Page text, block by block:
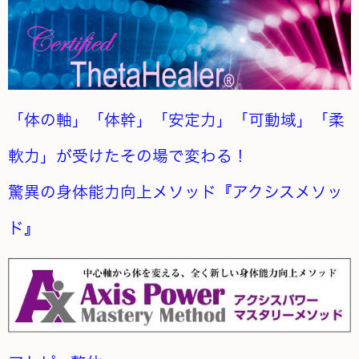
「体の軸」「体幹」「安定力」「可動域」「柔
軟力」が受けたその場で変わる！
驚異の身体能力向上メソッド『アクシスメソッ
ド』